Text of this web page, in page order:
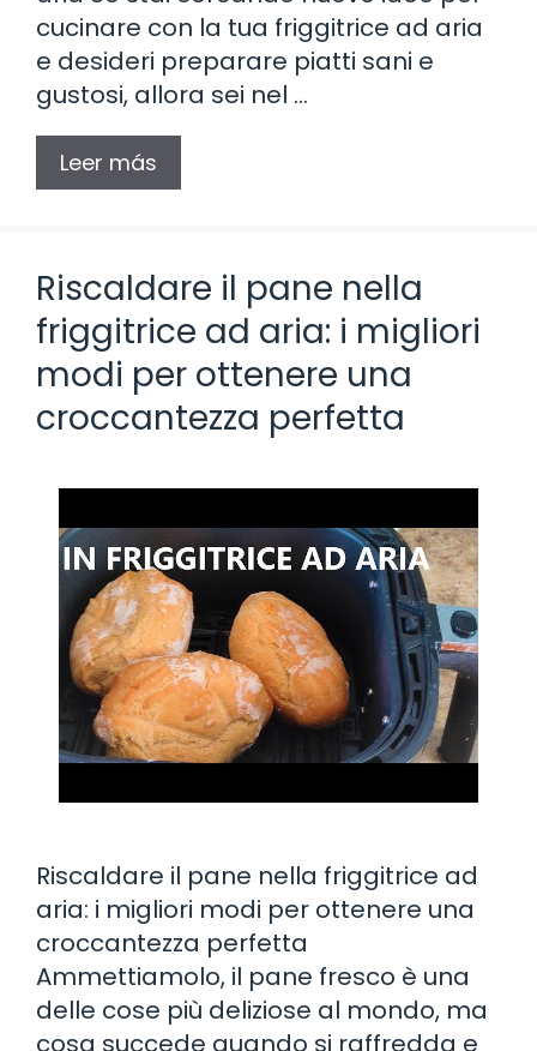
cucinare con la tua friggitrice ad aria
e desideri preparare piatti sani e
gustosi, allora sei nel …
Leer más
Riscaldare il pane nella
friggitrice ad aria: i migliori
modi per ottenere una
croccantezza perfetta
Riscaldare il pane nella friggitrice ad
aria: i migliori modi per ottenere una
croccantezza perfetta
Ammettiamolo, il pane fresco è una
delle cose più deliziose al mondo, ma
cosa succede quando si raffredda e